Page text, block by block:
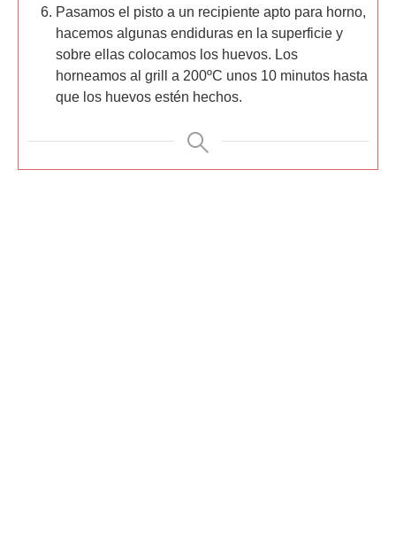
Pasamos el pisto a un recipiente apto para horno,
hacemos algunas endiduras en la superficie y
sobre ellas colocamos los huevos. Los
horneamos al grill a 200ºC unos 10 minutos hasta
que los huevos estén hechos.